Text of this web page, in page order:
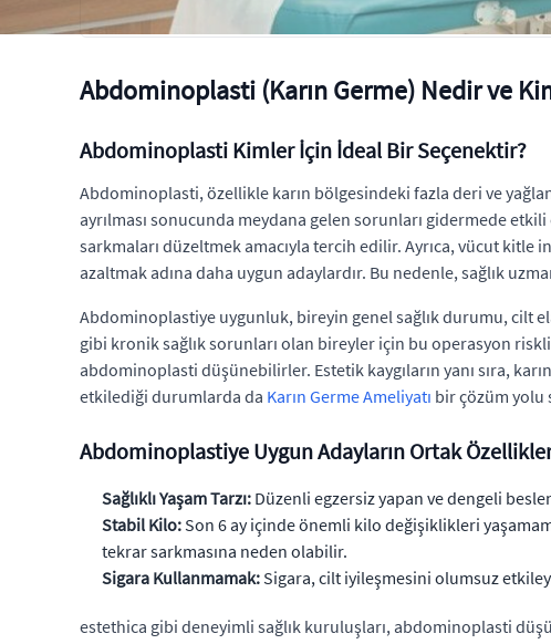
Abdominoplasti (Karın Germe) Nedir ve
Abdominoplasti Kimler İçin İdeal Bir Seçenektir?
Abdominoplasti, özellikle karın bölgesindeki fazla deri ve
ayrılması sonucunda meydana gelen sorunları gidermede
sarkmaları düzeltmek amacıyla tercih edilir. Ayrıca, vücut
azaltmak adına daha uygun adaylardır. Bu nedenle, sağlık
Abdominoplastiye uygunluk, bireyin genel sağlık durumu, cilt
gibi kronik sağlık sorunları olan bireyler için bu operasyon
abdominoplasti düşünebilirler. Estetik kaygıların yanı sıra,
etkilediği durumlarda da Karın Germe Ameliyatı bir çözüm yolu
Abdominoplastiye Uygun Adayların Ortak
Sağlıklı Yaşam Tarzı: Düzenli egzersiz yapan ve dengeli
Stabil Kilo: Son 6 ay içinde önemli kilo değişiklikleri
tekrar sarkmasına neden olabilir.
Sigara Kullanmamak: Sigara, cilt iyileşmesini olumsuz
estethica gibi deneyimli sağlık kuruluşları, abdominoplasti